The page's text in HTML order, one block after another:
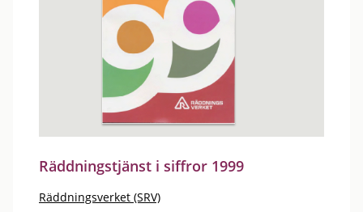
Räddningstjänst i siffror 1999
Räddningsverket (SRV)